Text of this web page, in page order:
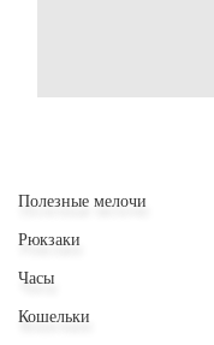
Полезные мелочи
Рюкзаки
Часы
Кошельки